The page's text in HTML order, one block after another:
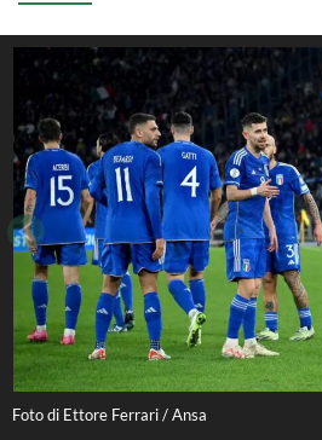
Foto di Ettore Ferrari / Ansa